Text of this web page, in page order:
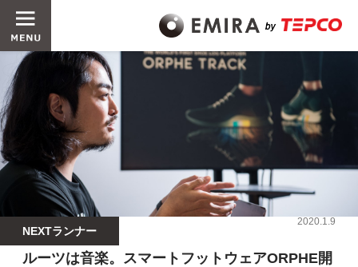
NEXTランナー
2020.1.9
ルーツは音楽。スマートフットウェアORPHE開